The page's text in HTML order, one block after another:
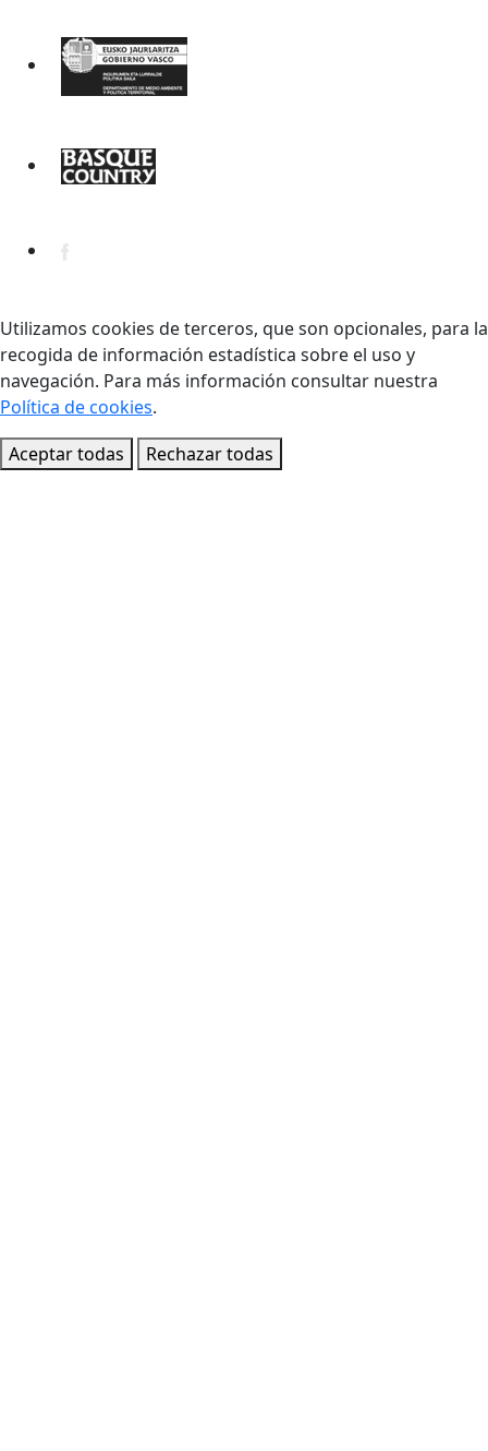
Utilizamos cookies de terceros, que son opcionales, para la
recogida de información estadística sobre el uso y
navegación. Para más información consultar nuestra
Política de cookies.
Aceptar todas
Rechazar todas